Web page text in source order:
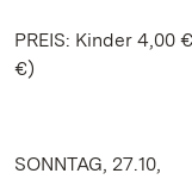
PREIS: Kinder 4,00
€)
SONNTAG, 27.10,